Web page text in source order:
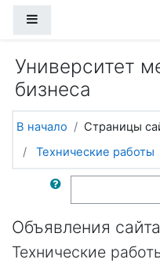
Университет
бизнеса
В начало Страницы
Технические работы
Поиск по форумам
Объявления сайта
Технические